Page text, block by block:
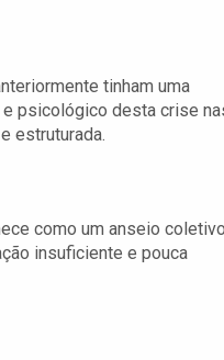
tinham uma
e psicológico desta crise
estruturada.
como um anseio
insuficiente e pouca